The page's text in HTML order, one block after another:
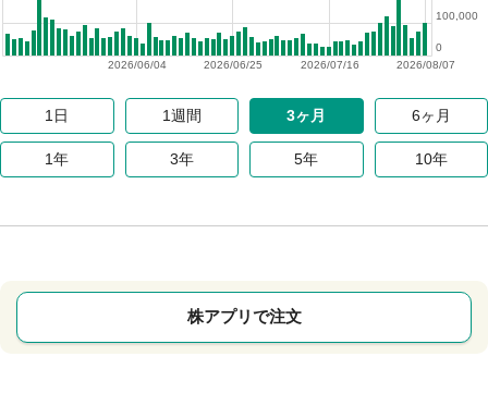
2026/08/07
2026/07/16
2026/06/25
2026/06/04
0
100,000
1日 1週間 3ヶ月 6ヶ月
1年 3年 5年 10年
株アプリで注文